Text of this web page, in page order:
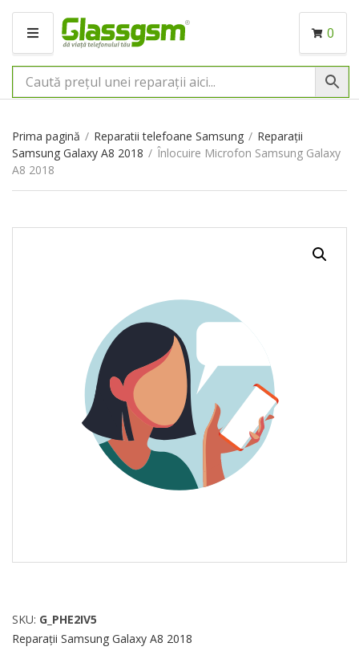
M
N
I
0
Prima pagină / Reparatii telefoane Samsung / Reparații
Samsung Galaxy A8 2018 / Înlocuire Microfon Samsung Galaxy
A8 2018
SKU: G_PHE2IV5
Reparații Samsung Galaxy A8 2018